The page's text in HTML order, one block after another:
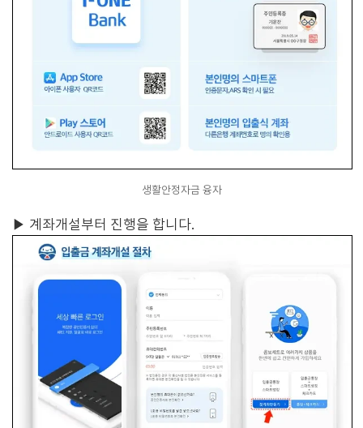
생활안정자금 융자
▶ 계좌개설부터 진행을 합니다.